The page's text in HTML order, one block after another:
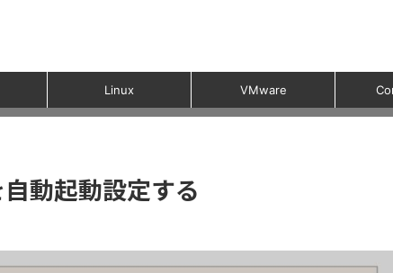
Linux VMware
動起動設定する